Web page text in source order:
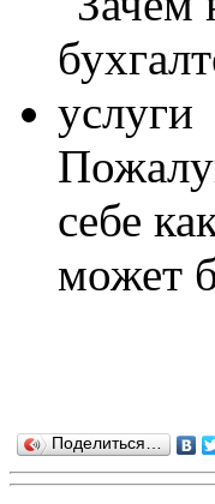
себе
может
Поделиться…